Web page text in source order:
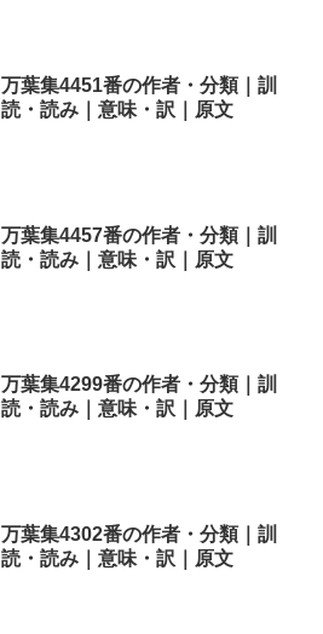
万葉集4451番の作者・分類｜訓
読・読み｜意味・訳｜原文
万葉集4457番の作者・分類｜訓
読・読み｜意味・訳｜原文
万葉集4299番の作者・分類｜訓
読・読み｜意味・訳｜原文
万葉集4302番の作者・分類｜訓
読・読み｜意味・訳｜原文